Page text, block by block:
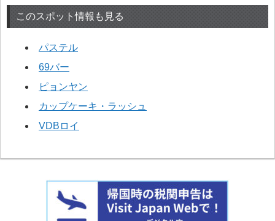
このスポット情報も見る
パステル
69バー
ピョンヤン
カップケーキ・ラッシュ
VDBロイ